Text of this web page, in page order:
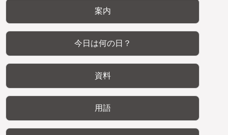
案内
今日は何の日？
資料
用語